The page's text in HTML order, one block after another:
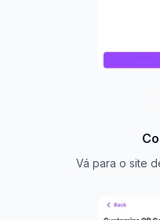
Vá para o site